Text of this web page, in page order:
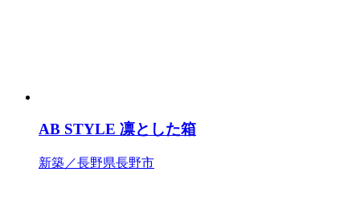
AB STYLE 凛とした箱
新築／長野県長野市